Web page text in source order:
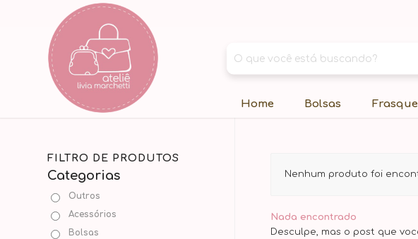
Home Bolsas
Nenhum produto foi
Nada encontrado
Desculpe, mas o post que
FILTRO DE PRODUTOS
Categorias
Outros
Acessórios
Bolsas